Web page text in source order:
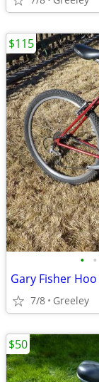
• •
Gary Fisher
7/8 Greeley
$115
$50